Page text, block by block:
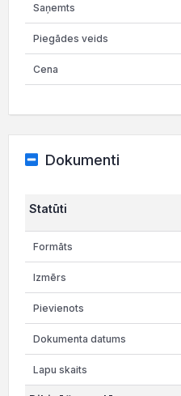
Dokumenti
Statūti